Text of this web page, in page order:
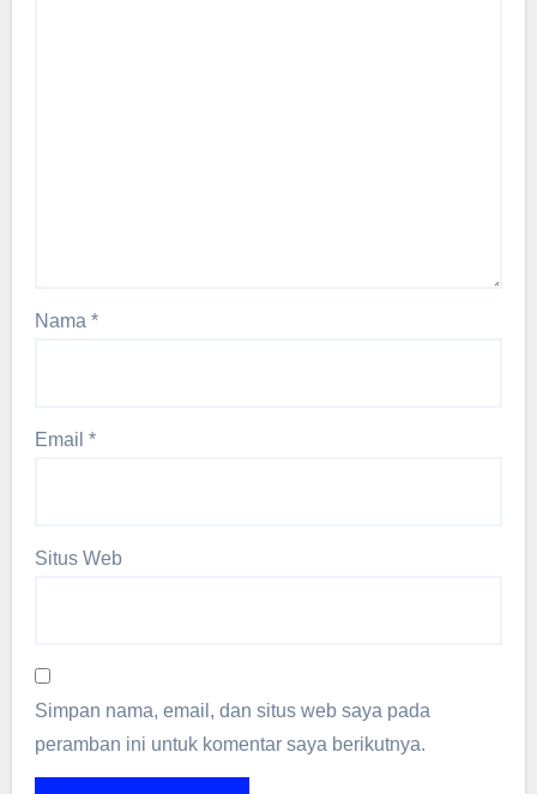
Nama*
Email*
Situs Web
Simpan nama, email, dan situs web saya pada
peramban ini untuk komentar saya berikutnya.